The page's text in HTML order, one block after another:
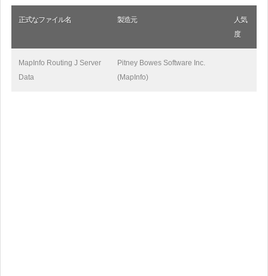
正式なファイル名 製造元
人気
度
MapInfo Routing J Server
Data
Pitney Bowes Software Inc.
(MapInfo)